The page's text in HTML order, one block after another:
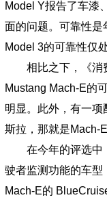
Model Y报告了车漆
面的问题。可靠性是
Model 3的可靠性仅
相比之下，《消
Mustang Mach-E的
明显。此外，有一
斯拉，那就是Mach-
在今年的评选中
驶者监测功能的车型
Mach-E的